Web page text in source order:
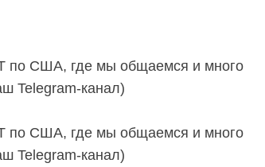
по США, где мы общаемся и много
Telegram-канал)
по США, где мы общаемся и много
Telegram-канал)